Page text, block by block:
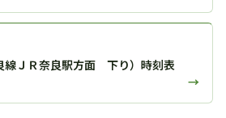
線ＪＲ奈良駅方面 下り）時刻表
→